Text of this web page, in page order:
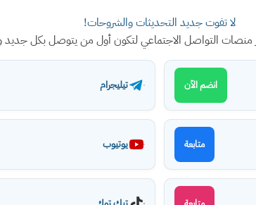
لا تفوت جديد التحديثات والشروحات!
منصات التواصل الاجتماعي لتكون أول من يتوصل بكل
انضم الآن تيليجرام
متابعة يوتيوب